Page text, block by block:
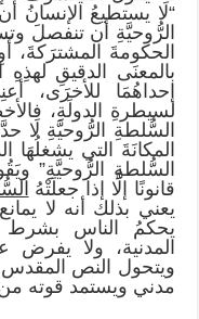
“لَا يستطيعُ الإنسانُ
الرُّوحيَّةِ أن تنفصلَ
الحكومةَ المشترَكةَ،
بالمعنَى الدقيقِ
إحداهُمَا للأخرَى،
لسيطرةِ الدولَةِ،
السُّلطةِ الرُّوحيَّةِ لَا
المكانَةَ التي يشغلُهَا
السُّلطةِ الرُّوحيَّةِ”
قانونًا إلَّا إذا جعلَتْهُ
يعني بذلك أنه لا
يحكمُ الناس بشرط
المدنية، ولا يفرض
ويتحول النص المقدس
مدني ويستمد قوته من